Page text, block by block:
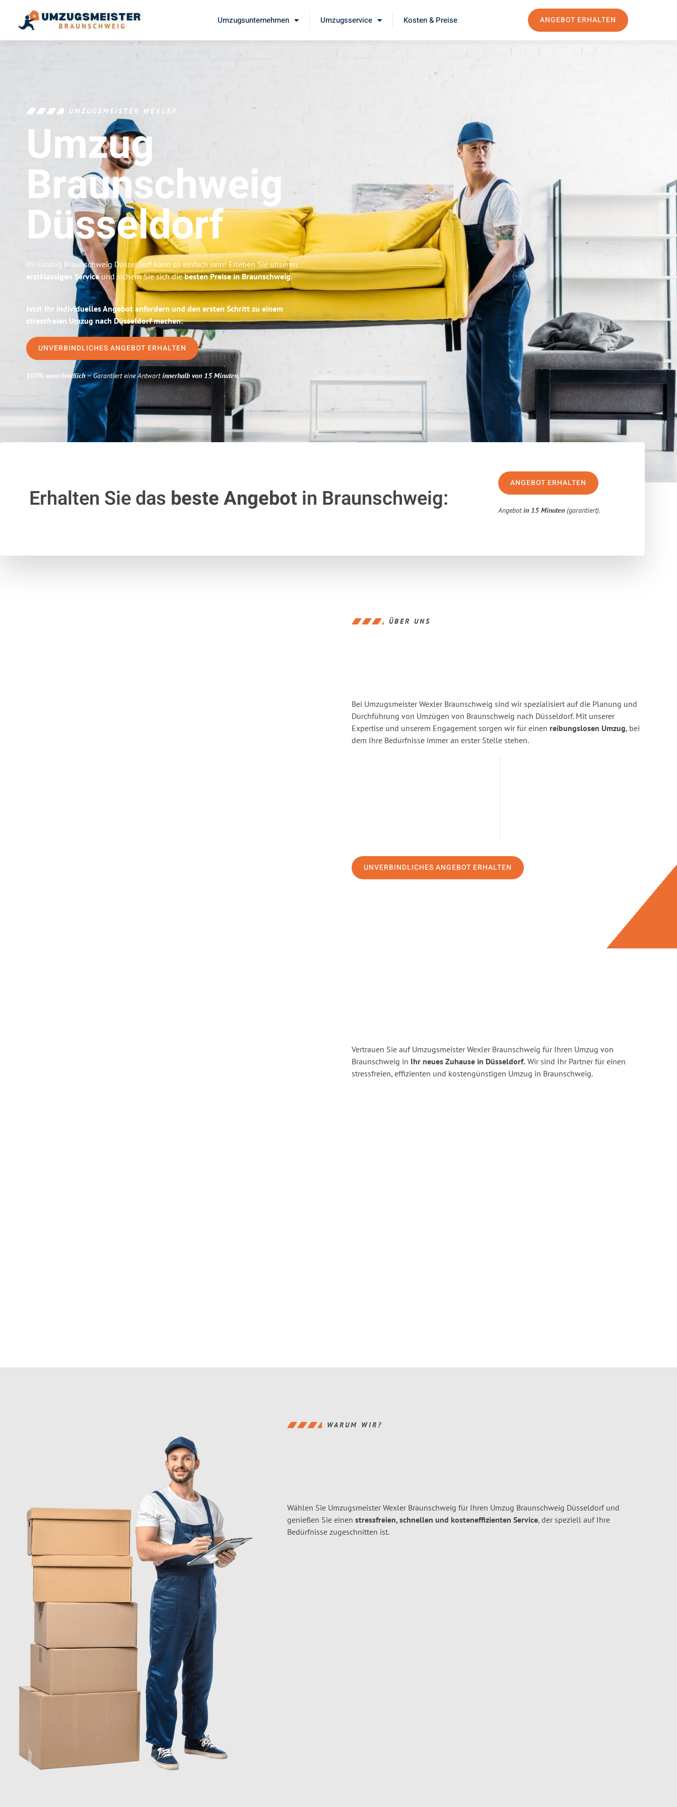
Umzugsunternehmen Umzugsservice Kosten & Preise ANGEBOT ERHALTEN
UMZUGSMEISTER WEXLER
Umzug
Braunschweig
Düsseldorf
Ihr Umzug Braunschweig Düsseldorf kann so einfach sein! Erleben Sie unseren
erstklassigen Serviceund sichern Sie sich diebesten Preise in Braunschweig.
Jetzt Ihr individuelles Angebot anfordern und den ersten Schritt zu einem
stressfreien Umzug nach Düsseldorf machen:
UNVERBINDLICHES ANGEBOT ERHALTEN
100% unverbindlich– Garantiert eine Antwortinnerhalb von 15 Minuten.
Erhalten Sie das beste Angebotin Braunschweig:
ANGEBOT ERHALTEN
Angebotin 15 Minuten (garantiert).
ÜBER UNS
Bei Umzugsmeister Wexler Braunschweig sind wir spezialisiert auf die Planung und
Durchführung von Umzügen von Braunschweig nach Düsseldorf. Mit unserer
Expertise und unserem Engagement sorgen wir für einen reibungslosen Umzug, bei
dem Ihre Bedürfnisse immer an erster Stelle stehen.
UNVERBINDLICHES ANGEBOT ERHALTEN
Vertrauen Sie auf Umzugsmeister Wexler Braunschweig für Ihren Umzug von
Braunschweig in Ihr neues Zuhause in Düsseldorf. Wir sind Ihr Partner für einen
stressfreien, effizienten und kostengünstigen Umzug in Braunschweig.
WARUM WIR?
Wählen Sie Umzugsmeister Wexler Braunschweig für Ihren Umzug Braunschweig Düsseldorf und
genießen Sie einen stressfreien, schnellen und kosteneffizienten Service, der speziell auf Ihre
Bedürfnisse zugeschnitten ist.